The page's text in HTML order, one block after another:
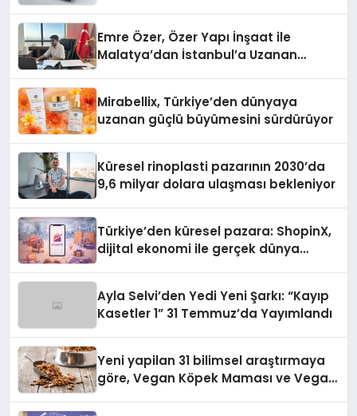
Emre Özer, Özer Yapı İnşaat ile
Malatya’dan İstanbul’a Uzanan
Mirabellix, Türkiye’den dünyaya
uzanan güçlü büyümesini sürdürüyor
Küresel rinoplasti pazarının 2030’da
9,6 milyar dolara ulaşması bekleniyor
Türkiye’den küresel pazara: ShopinX,
dijital ekonomi ile gerçek dünya
Ayla Selvi’den Yedi Yeni Şarkı: “Kayıp
Kasetler 1” 31 Temmuz’da Yayımlandı
Yeni yapilan 31 bilimsel araştırmaya
göre, Vegan Köpek Maması ve Vegan